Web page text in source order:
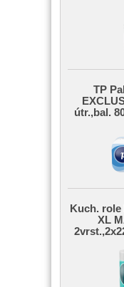
TP
útr.,bal.
Kuch. role
XL